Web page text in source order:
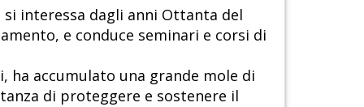
interessa dagli anni Ottanta del
e conduce seminari e corsi di
accumulato una grande mole di
di proteggere e sostenere il